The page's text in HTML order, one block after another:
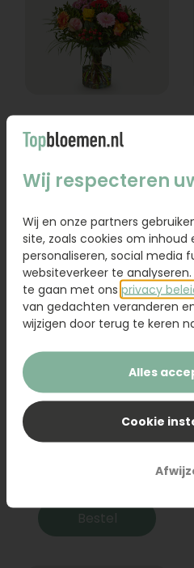
Boeket Raya
Bestel
Wij respecteren
Wij en onze partners
site, zoals cookies om
personaliseren, social media
websiteverkeer te
te gaan met ons privacy
van gedachten veranderen
wijzigen door terug te keren
Alles
Cookie